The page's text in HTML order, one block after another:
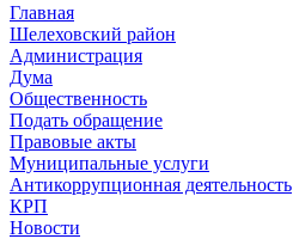
Главная
Шелеховский район
Администрация
Дума
Общественность
Подать обращение
Правовые акты
Муниципальные услуги
Антикоррупционная деятельность
КРП
Новости